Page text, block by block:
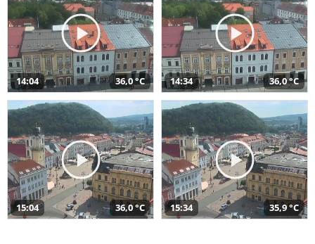
14:04 36,0 °C 14:34 36,0 °C
15:04 36,0 °C 15:34 35,9 °C